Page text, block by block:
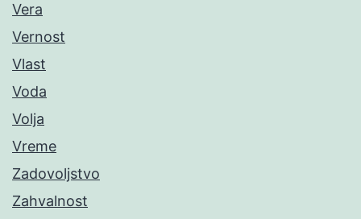
Vera
Vernost
Vlast
Voda
Volja
Vreme
Zadovoljstvo
Zahvalnost